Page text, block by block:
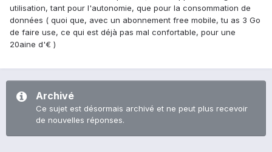
utilisation, tant pour l'autonomie, que pour la consommation de
données ( quoi que, avec un abonnement free mobile, tu as 3 Go
de faire use, ce qui est déjà pas mal confortable, pour une
20aine d'€ )
Archivé
Ce sujet est désormais archivé et ne peut plus recevoir
de nouvelles réponses.